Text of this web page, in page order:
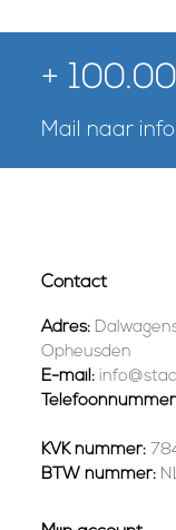
+
Mail naar
Contact
Adres:
Opheusden
E-mail:
KVK nummer:
BTW nummer: